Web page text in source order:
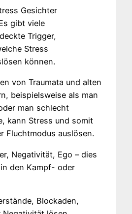
gibt viele
Trigger,
Stress
können.
von Traumata und alten
beispielsweise als man
man schlecht
kann Stress und somit
Fluchtmodus auslösen.
Negativität, Ego – dies
den Kampf- oder
Blockaden,